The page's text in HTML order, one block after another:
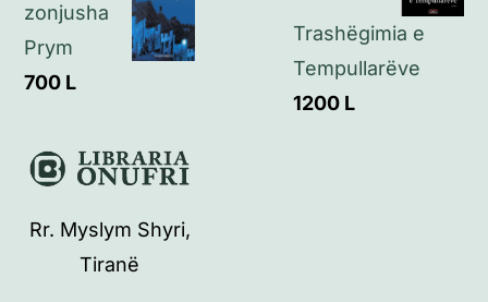
zonjusha
Prym
700 L
Trashëgimia e
Tempullarëve
1200 L
Rr. Myslym Shyri,
Tiranë